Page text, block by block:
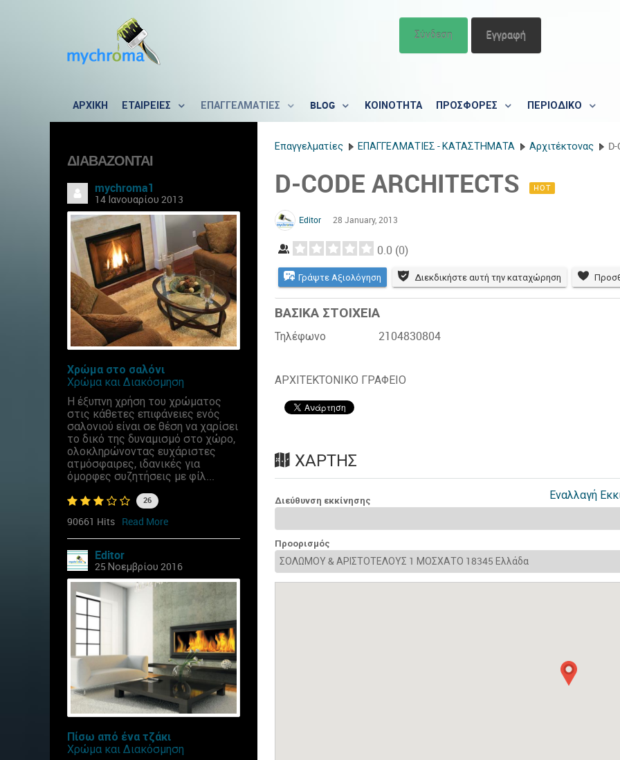
Σύνδεση Εγγραφή
ΑΡΧΙΚΗ ΕΤΑΙΡΕΙΕΣ ΕΠΑΓΓΕΛΜΑΤΙΕΣ BLOG ΚΟΙΝΟΤΗΤΑ ΠΡΟΣΦΟΡΕΣ ΠΕΡΙΟΔΙΚΟ
ΔΙΑΒΆΖΟΝΤΑΙ
mychroma1
14 Ιανουαρίου 2013
Χρώμα στο σαλόνι
Χρώμα και Διακόσμηση
Η έξυπνη χρήση του χρώματος
στις κάθετες επιφάνειες ενός
σαλονιού είναι σε θέση να χαρίσει
το δικό της δυναμισμό στο χώρο,
ολοκληρώνοντας ευχάριστες
ατμόσφαιρες, ιδανικές για
όμορφες συζητήσεις με φίλ...
26
90661 Hits Read More
Editor
25 Νοεμβρίου 2016
Πίσω από ένα τζάκι
Χρώμα και Διακόσμηση
Επαγγελματίες ΕΠΑΓΓΕΛΜΑΤΙΕΣ - ΚΑΤΑΣΤΗΜΑΤΑ Αρχιτέκτονας
D-CODE ARCHITECTS HOT
Editor 28 January, 2013
0.0 (0)
Γράψτε Αξιολόγηση Διεκδικήστε αυτή την καταχώρηση
ΒΑΣΙΚΑ ΣΤΟΙΧΕΙΑ
Τηλέφωνο 2104830804
ΑΡΧΙΤΕΚΤΟΝΙΚΟ ΓΡΑΦΕΙΟ
ΧΆΡΤΗΣ
Εναλλαγή
Διεύθυνση εκκίνησης
Προορισμός